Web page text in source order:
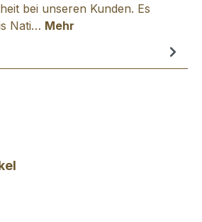
bei unseren Kunden. Es
Nati… Mehr